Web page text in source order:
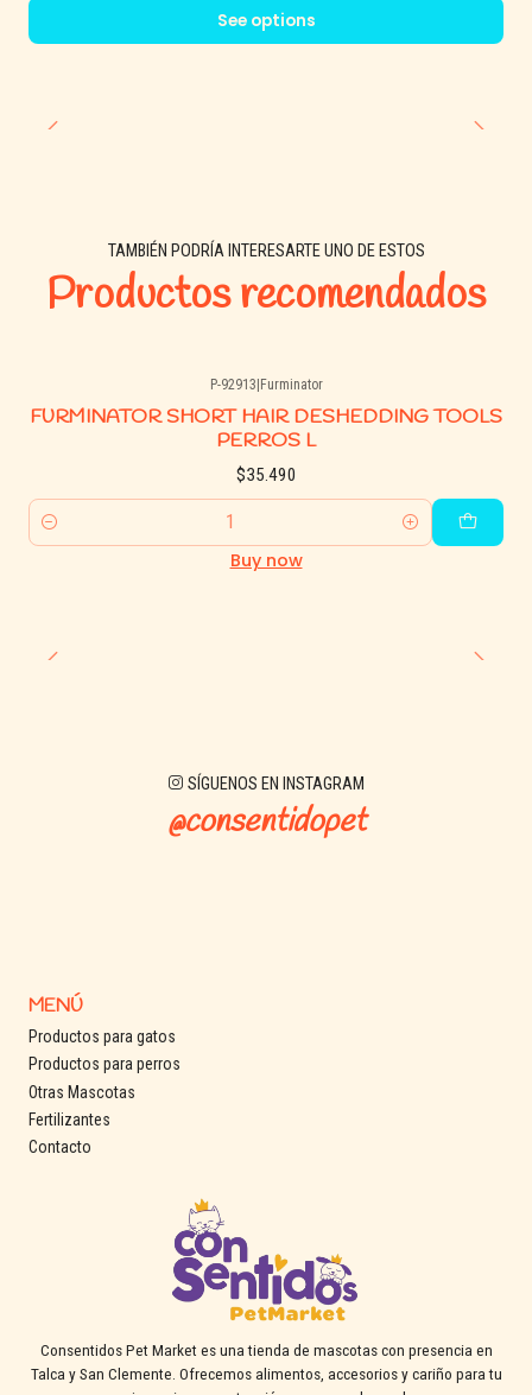
See options
TAMBIÉN PODRÍA INTERESARTE UNO DE ESTOS
Productos recomendados
P-92913 Furminator
FURMINATOR SHORT HAIR DESHEDDING TOOLS
PERROS L
$35.490
Quantity
Buy now
SÍGUENOS EN INSTAGRAM
@consentidopet
MENÚ
Productos para gatos
Productos para perros
Otras Mascotas
Fertilizantes
Contacto
Consentidos Pet Market es una tienda de mascotas con presencia en
Talca y San Clemente. Ofrecemos alimentos, accesorios y cariño para tu